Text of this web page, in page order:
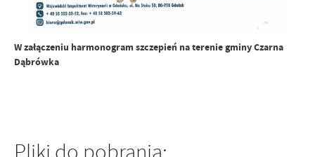
W załączeniu harmonogram szczepień na terenie gminy Czarna
Dąbrówka